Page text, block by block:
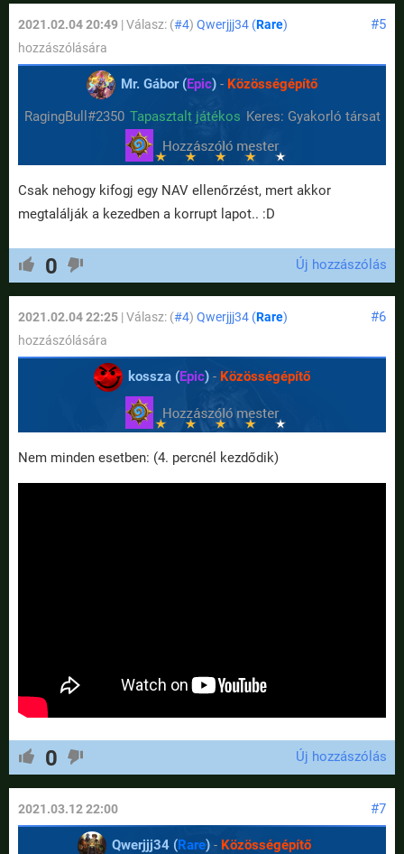
#5
2021.02.04 20:49 | Válasz: (#4) Qwerjjj34 (Rare)
hozzászólására
Mr. Gábor (Epic) - Közösségépítő
RagingBull#2350 Tapasztalt játékos Keres: Gyakorló társat
Csak nehogy kifogj egy NAV ellenőrzést, mert akkor
megtalálják a kezedben a korrupt lapot.. :D
0 Új hozzászólás
#6
2021.02.04 22:25 | Válasz: (#4) Qwerjjj34 (Rare)
hozzászólására
kossza (Epic) - Közösségépítő
Nem minden esetben: (4. percnél kezdődik)
0 Új hozzászólás
#7
2021.03.12 22:00
Qwerjjj34 (Rare) - Közösségépítő